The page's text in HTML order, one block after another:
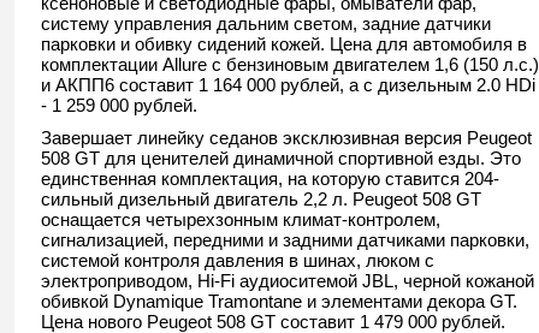
систему управления дальним светом, задние датчики
парковки и обивку сидений кожей. Цена для автомобиля в
комплектации Allure с бензиновым двигателем 1,6 (150 л.с.)
и АКПП6 составит 1 164 000 рублей, а с дизельным 2.0 HDi
- 1 259 000 рублей.
Завершает линейку седанов эксклюзивная версия Peugeot
508 GT для ценителей динамичной спортивной езды. Это
единственная комплектация, на которую ставится 204-
сильный дизельный двигатель 2,2 л. Peugeot 508 GT
оснащается четырехзонным климат-контролем,
сигнализацией, передними и задними датчиками парковки,
системой контроля давления в шинах, люком с
электроприводом, Hi-Fi аудиоcитемой JBL, черной кожаной
обивкой Dynamique Tramontane и элементами декора GT.
Цена нового Peugeot 508 GT составит 1 479 000 рублей.